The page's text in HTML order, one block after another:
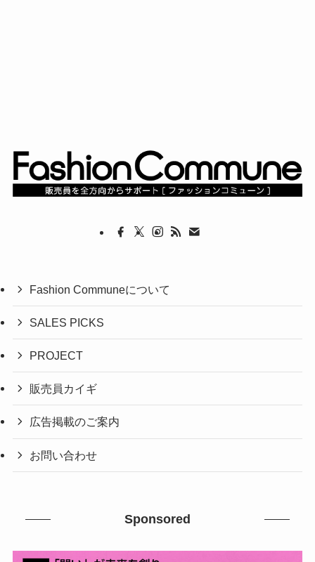
Fashion Communeについて
SALES PICKS
PROJECT
販売員カイギ
広告掲載のご案内
お問い合わせ
Sponsored